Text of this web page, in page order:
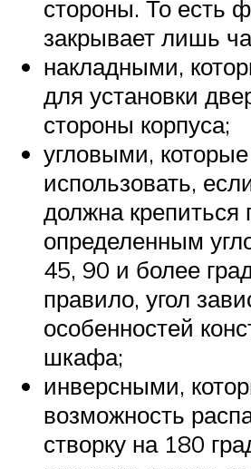
стороны. То есть
закрывает лишь
накладными,
для установки
стороны корпуса;
угловыми,
использовать,
должна крепиться
определенным
45, 90 и более
правило, угол
особенностей
шкафа;
инверсными,
возможность
створку на 180